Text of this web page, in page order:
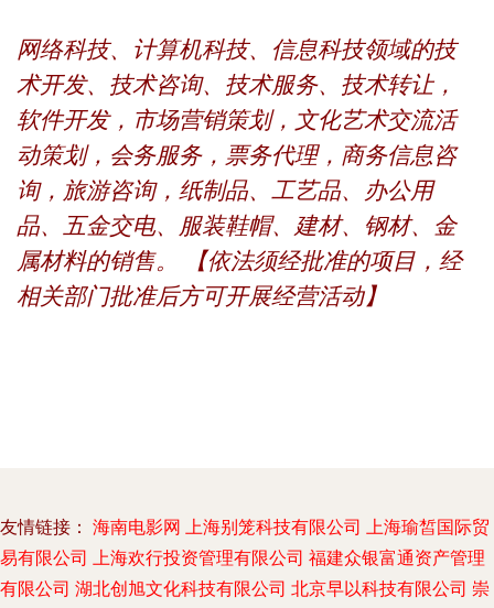
网络科技、计算机科技、信息科技领域的技
术开发、技术咨询、技术服务、技术转让，
软件开发，市场营销策划，文化艺术交流活
动策划，会务服务，票务代理，商务信息咨
询，旅游咨询，纸制品、工艺品、办公用
品、五金交电、服装鞋帽、建材、钢材、金
属材料的销售。 【依法须经批准的项目，经
相关部门批准后方可开展经营活动】
友情链接： 海南电影网 上海别笼科技有限公司 上海瑜皙国际贸
易有限公司 上海欢行投资管理有限公司 福建众银富通资产管理
有限公司 湖北创旭文化科技有限公司 北京早以科技有限公司 崇